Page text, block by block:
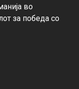
во
за победа со